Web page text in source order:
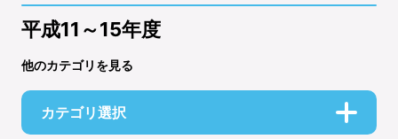
平成11～15年度
他のカテゴリを見る
カテゴリ選択